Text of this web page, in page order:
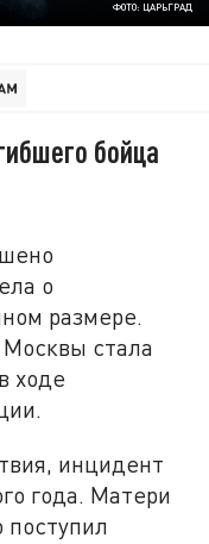
ФОТО: ЦАРЬГРАД
бойца
о
размере.
стала
ходе
инцидент
года. Матери
поступил